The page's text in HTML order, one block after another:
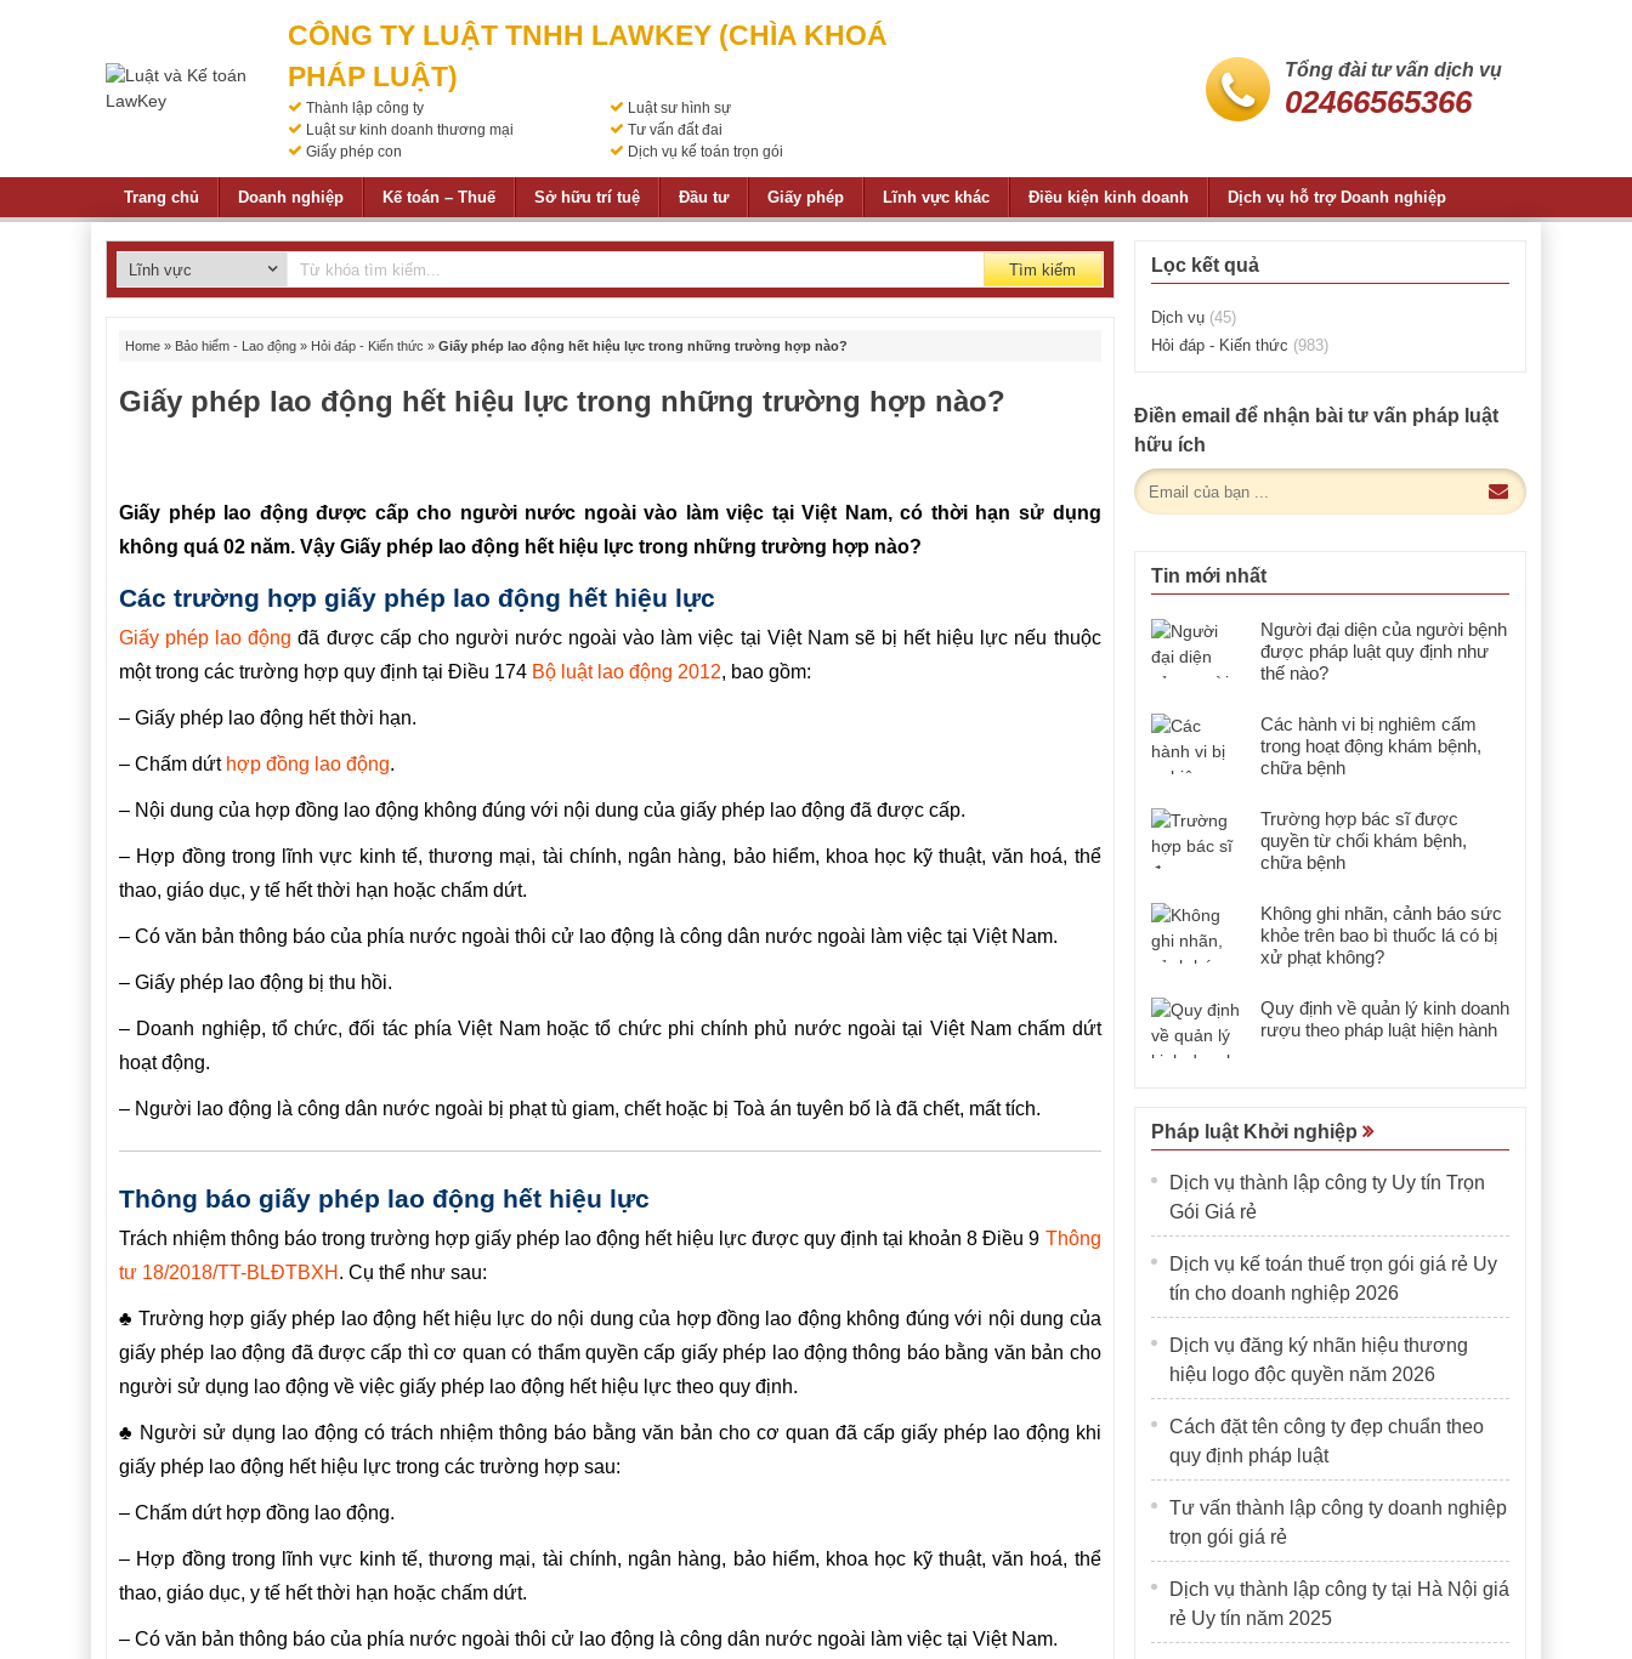
CÔNG TY LUẬT TNHH LAWKEY (CHÌA KHOÁ
PHÁP LUẬT)
Thành lập công ty
Luật sư hình sự
Luật sư kinh doanh thương mại
Tư vấn đất đai
Giấy phép con
Dịch vụ kế toán trọn gói
Tổng đài tư vấn dịch vụ
02466565366
Trang chủ Doanh nghiệp Kế toán – Thuế Sở hữu trí tuệ Đầu tư Giấy phép Lĩnh vực khác Điều kiện kinh doanh Dịch vụ hỗ trợ Doanh nghiệp
Tìm kiếm
Home » Bảo hiểm - Lao động » Hỏi đáp - Kiến thức » Giấy phép lao động hết hiệu lực trong những trường hợp nào?
Giấy phép lao động hết hiệu lực trong những trường hợp nào?
Giấy phép lao động được cấp cho người nước ngoài vào làm việc tại Việt Nam, có thời hạn sử dụng
không quá 02 năm. Vậy Giấy phép lao động hết hiệu lực trong những trường hợp nào?
Các trường hợp giấy phép lao động hết hiệu lực
Giấy phép lao động đã được cấp cho người nước ngoài vào làm việc tại Việt Nam sẽ bị hết hiệu lực nếu thuộc
một trong các trường hợp quy định tại Điều 174 Bộ luật lao động 2012, bao gồm:
– Giấy phép lao động hết thời hạn.
– Chấm dứt hợp đồng lao động.
– Nội dung của hợp đồng lao động không đúng với nội dung của giấy phép lao động đã được cấp.
– Hợp đồng trong lĩnh vực kinh tế, thương mại, tài chính, ngân hàng, bảo hiểm, khoa học kỹ thuật, văn hoá, thể
thao, giáo dục, y tế hết thời hạn hoặc chấm dứt.
– Có văn bản thông báo của phía nước ngoài thôi cử lao động là công dân nước ngoài làm việc tại Việt Nam.
– Giấy phép lao động bị thu hồi.
– Doanh nghiệp, tổ chức, đối tác phía Việt Nam hoặc tổ chức phi chính phủ nước ngoài tại Việt Nam chấm dứt
hoạt động.
– Người lao động là công dân nước ngoài bị phạt tù giam, chết hoặc bị Toà án tuyên bố là đã chết, mất tích.
Thông báo giấy phép lao động hết hiệu lực
Trách nhiệm thông báo trong trường hợp giấy phép lao động hết hiệu lực được quy định tại khoản 8 Điều 9 Thông
tư 18/2018/TT-BLĐTBXH . Cụ thể như sau:
♣ Trường hợp giấy phép lao động hết hiệu lực do nội dung của hợp đồng lao động không đúng với nội dung của
giấy phép lao động đã được cấp thì cơ quan có thẩm quyền cấp giấy phép lao động thông báo bằng văn bản cho
người sử dụng lao động về việc giấy phép lao động hết hiệu lực theo quy định.
♣ Người sử dụng lao động có trách nhiệm thông báo bằng văn bản cho cơ quan đã cấp giấy phép lao động khi
giấy phép lao động hết hiệu lực trong các trường hợp sau:
– Chấm dứt hợp đồng lao động.
– Hợp đồng trong lĩnh vực kinh tế, thương mại, tài chính, ngân hàng, bảo hiểm, khoa học kỹ thuật, văn hoá, thể
thao, giáo dục, y tế hết thời hạn hoặc chấm dứt.
– Có văn bản thông báo của phía nước ngoài thôi cử lao động là công dân nước ngoài làm việc tại Việt Nam.
Lọc kết quả
Dịch vụ (45)
Hỏi đáp - Kiến thức (983)
Điền email để nhận bài tư vấn pháp luật
hữu ích
Tin mới nhất
Người đại diện của người bệnh
được pháp luật quy định như
thế nào?
Các hành vi bị nghiêm cấm
trong hoạt động khám bệnh,
chữa bệnh
Trường hợp bác sĩ được
quyền từ chối khám bệnh,
chữa bệnh
Không ghi nhãn, cảnh báo sức
khỏe trên bao bì thuốc lá có bị
xử phạt không?
Quy định về quản lý kinh doanh
rượu theo pháp luật hiện hành
Pháp luật Khởi nghiệp
Dịch vụ thành lập công ty Uy tín Trọn
Gói Giá rẻ
Dịch vụ kế toán thuế trọn gói giá rẻ Uy
tín cho doanh nghiệp 2026
Dịch vụ đăng ký nhãn hiệu thương
hiệu logo độc quyền năm 2026
Cách đặt tên công ty đẹp chuẩn theo
quy định pháp luật
Tư vấn thành lập công ty doanh nghiệp
trọn gói giá rẻ
Dịch vụ thành lập công ty tại Hà Nội giá
rẻ Uy tín năm 2025